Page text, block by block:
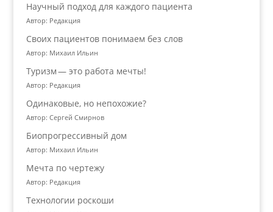
Научный подход для каждого пациента
Автор: Редакция
Своих пациентов понимаем без слов
Автор: Михаил Ильин
Туризм — это работа мечты!
Автор: Редакция
Одинаковые, но непохожие?
Автор: Сергей Смирнов
Биопрогрессивный дом
Автор: Михаил Ильин
Мечта по чертежу
Автор: Редакция
Технологии роскоши